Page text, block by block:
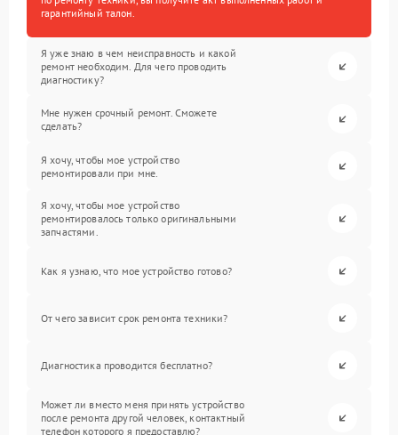
гарантийный талон.
Я уже знаю в чем неисправность и какой
ремонт необходим. Для чего проводить
диагностику?
Мне нужен срочный ремонт. Сможете
сделать?
Я хочу, чтобы мое устройство
ремонтировали при мне.
Я хочу, чтобы мое устройство
ремонтировалось только оригинальными
запчастями.
Как я узнаю, что мое устройство готово?
От чего зависит срок ремонта техники?
Диагностика проводится бесплатно?
Может ли вместо меня принять устройство
после ремонта другой человек, контактный
телефон которого я предоставлю?